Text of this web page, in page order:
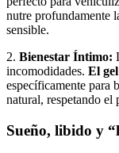
nutre profundamente
sensible.
2. Bienestar Íntimo:
incomodidades. El
específicamente para
natural, respetando el
Sueño, libido y